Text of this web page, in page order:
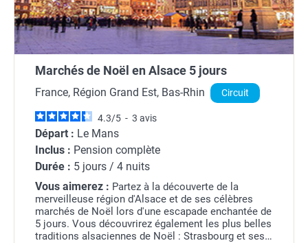
Marchés de Noël en Alsace 5 jours
France, Région Grand Est, Bas-Rhin Circuit
4.3/5 - 3 avis
Départ : Le Mans
Inclus : Pension complète
Durée : 5 jours / 4 nuits
Vous aimerez : Partez à la découverte de la
merveilleuse région d'Alsace et de ses célèbres
marchés de Noël lors d'une escapade enchantée de
5 jours. Vous découvrirez également les plus belles
traditions alsaciennes de Noël : Strasbourg et ses